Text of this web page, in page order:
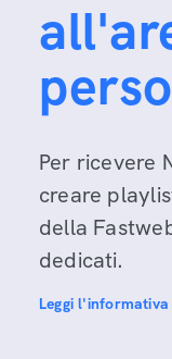
Per ricevere
creare
della
dedicati.
Leggi l'informativa